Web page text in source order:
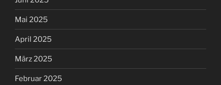
Mai 2025
April 2025
März 2025
Februar 2025